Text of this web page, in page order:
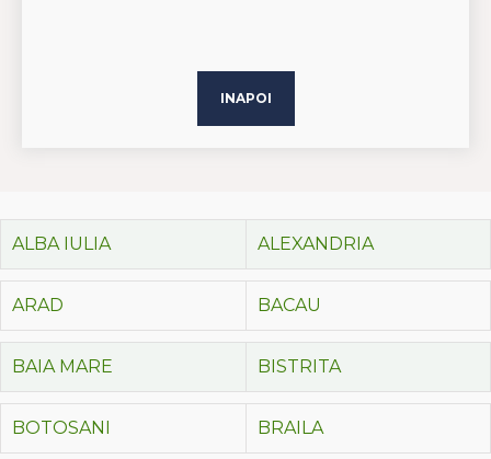
INAPOI
ALBA IULIA ALEXANDRIA
ARAD BACAU
BAIA MARE BISTRITA
BOTOSANI BRAILA